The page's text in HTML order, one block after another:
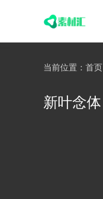
当前位置： 首页
新叶念体